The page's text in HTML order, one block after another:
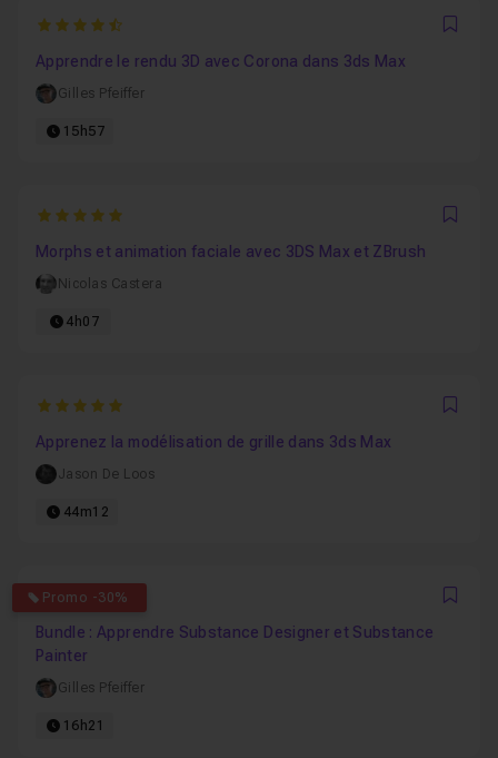
4.9285714285714
Apprendre le rendu 3D avec Corona dans 3ds Max
Gilles Pfeiffer
15h57
5
Morphs et animation faciale avec 3DS Max et ZBrush
Nicolas Castera
4h07
5
Apprenez la modélisation de grille dans 3ds Max
Jason De Loos
44m12
Promo -30%
4.6
Bundle : Apprendre Substance Designer et Substance
Painter
Gilles Pfeiffer
16h21